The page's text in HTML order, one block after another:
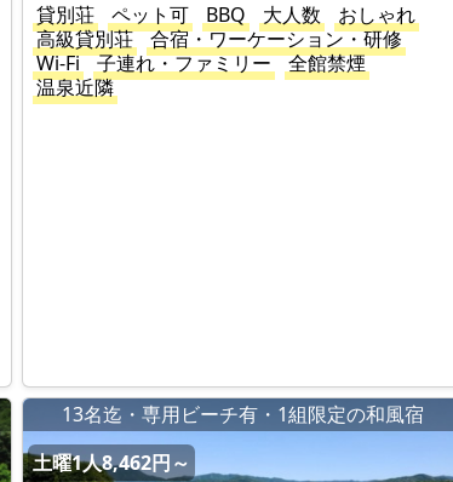
貸別荘
ペット可 BBQ 大人数
おしゃれ
高級貸別荘
合宿・ワーケーション・研修
Wi-Fi
子連れ・ファミリー
全館禁煙
温泉近隣
13名迄・専用ビーチ有・1組限定の和風宿
土曜1人8,462円～